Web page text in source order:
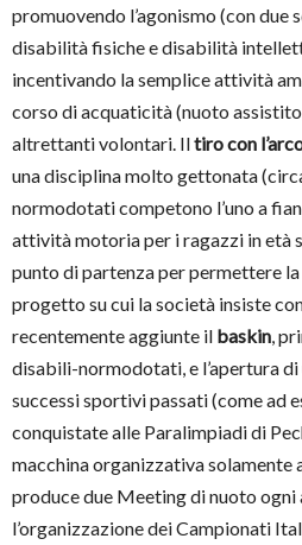
promuovendo l’agonismo (con due
disabilità fisiche e disabilità
incentivando la semplice attività
corso di acquaticità (nuoto
altrettanti volontari. Iltiro con
una disciplina molto gettonata
normodotati competono l’uno a
attività motoria per i ragazzi in età
punto di partenza per permettere
progetto su cui la società insiste
recentemente aggiunte il baskin ,
disabili-normodotati, e l’apertura di
successi sportivi passati (come ad
conquistate alle Paralimpiadi di
macchina organizzativa solamente
produce due Meeting di nuoto ogni
l’organizzazione dei Campionati